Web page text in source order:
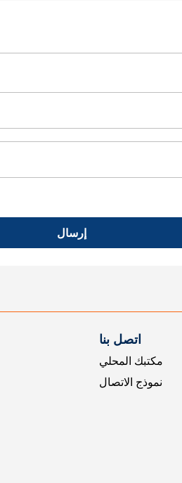
إرسال
اتصل بنا
مكتبك المحلي
نموذج الاتصال